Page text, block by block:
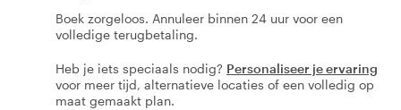
Boek zorgeloos. Annuleer binnen 24 uur voor een
volledige terugbetaling.
Heb je iets speciaals nodig? Personaliseer je ervaring
voor meer tijd, alternatieve locaties of een volledig op
maat gemaakt plan.